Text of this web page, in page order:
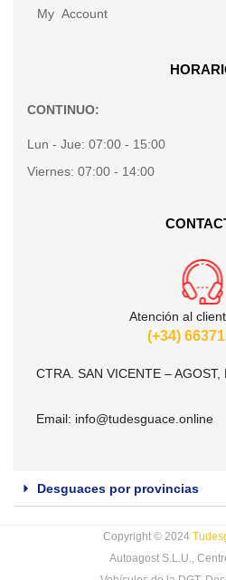
My Account
CONTINUO:
Lun - Jue: 07:00 - 15:00
Viernes: 07:00 - 14:00
Atención al
(+34)
CTRA. SAN VICENTE – AGOST,
Email: info@tudesguace.online
Desguaces por provincias
Copyright © 2024
Autoagost S.L.U.,